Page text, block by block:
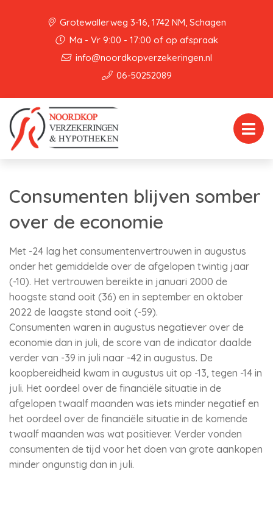
Grotewallerweg 3-16, 1742 NM, Schagen
Ma - Vr 9:00 - 17:00 of op afspraak
info@noordkopverzekeringen.nl
06-50252089
Consumenten blijven somber
over de economie
Met -24 lag het consumentenvertrouwen in augustus
onder het gemiddelde over de afgelopen twintig jaar
(-10). Het vertrouwen bereikte in januari 2000 de
hoogste stand ooit (36) en in september en oktober
2022 de laagste stand ooit (-59).
Consumenten waren in augustus negatiever over de
economie dan in juli, de score van de indicator daalde
verder van -39 in juli naar -42 in augustus. De
koopbereidheid kwam in augustus uit op -13, tegen -14 in
juli. Het oordeel over de financiële situatie in de
afgelopen twaalf maanden was iets minder negatief en
het oordeel over de financiële situatie in de komende
twaalf maanden was wat positiever. Verder vonden
consumenten de tijd voor het doen van grote aankopen
minder ongunstig dan in juli.